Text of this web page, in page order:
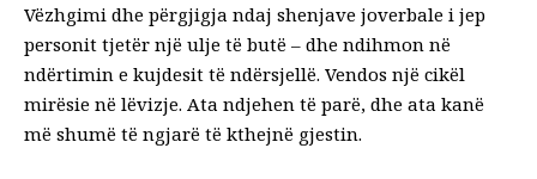
Vëzhgimi dhe përgjigja ndaj shenjave joverbale i jep
personit tjetër një ulje të butë – dhe ndihmon në
ndërtimin e kujdesit të ndërsjellë. Vendos një cikël
mirësie në lëvizje. Ata ndjehen të parë, dhe ata kanë
më shumë të ngjarë të kthejnë gjestin.